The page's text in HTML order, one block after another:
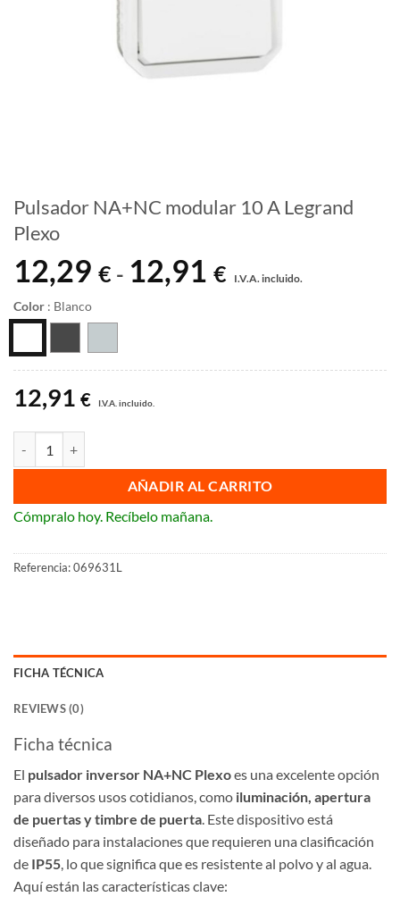
Pulsador NA+NC modular 10 A Legrand
Plexo
12,29 € - 12,91 €
de
hasta
I.V.A. incluido.
Color : Blanco
12,91 € I.V.A. incluido.
AÑADIR AL CARRITO
Cómpralo hoy. Recíbelo mañana.
Referencia:069631L
FICHA TÉCNICA
REVIEWS (0)
Ficha técnica
El pulsador inversor NA+NC Plexoes una excelente opción
para diversos usos cotidianos, como iluminación, apertura
de puertas y timbre de puerta. Este dispositivo está
diseñado para instalaciones que requieren una clasificación
de IP55, lo que significa que es resistente al polvo y al agua.
Aquí están las características clave: